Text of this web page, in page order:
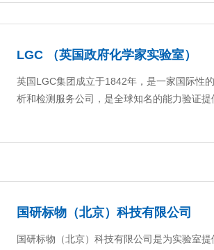
LGC （英国政府化学家实验室）
英国LGC集团成立于1842年，是一家国际性
析和检测服务公司，是全球知名的能力验证提
国研标物（北京）科技有限公司
国研标物（北京）科技有限公司是为实验室